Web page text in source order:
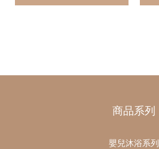
商品系列
嬰兒沐浴系列